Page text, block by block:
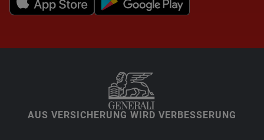
AUS VERSICHERUNG WIRD VERBESSERUNG